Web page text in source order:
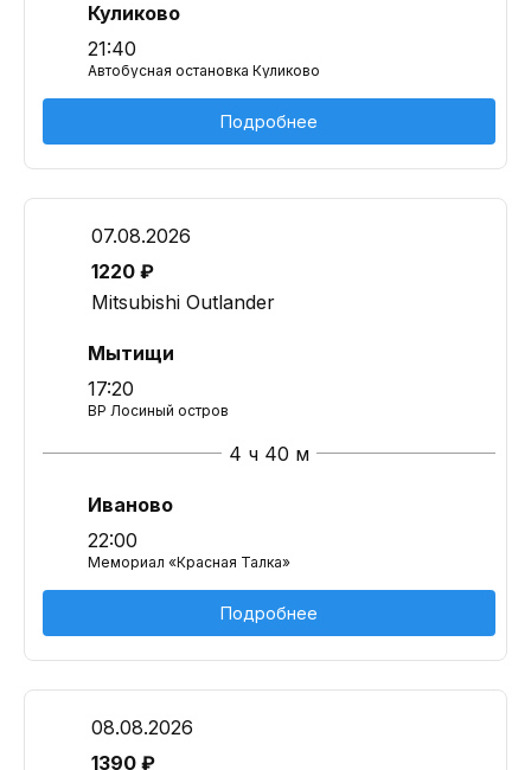
Куликово
21:40
Автобусная остановка Куликово
Подробнее
07.08.2026
1220 ₽
Mitsubishi Outlander
Мытищи
17:20
BP Лосиный остров
4 ч 40 м
Иваново
22:00
Мемориал «Красная Талка»
Подробнее
08.08.2026
1390 ₽